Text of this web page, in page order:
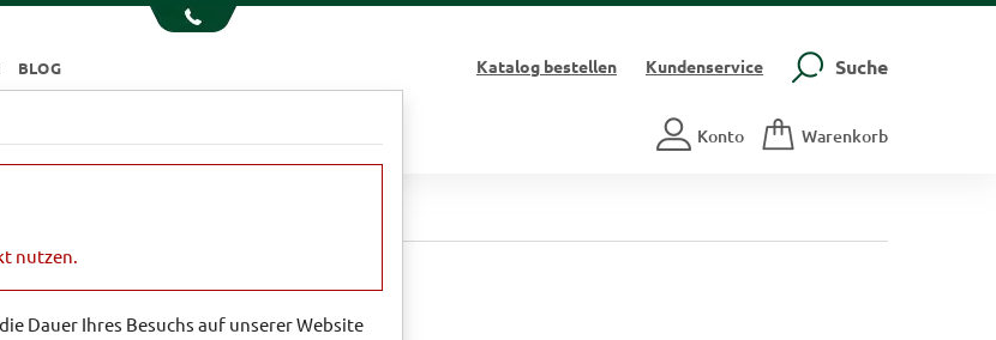
BLOG Katalogbestellen Kundenservice Suche
Konto Warenkorb
nutzen.
Dauer Ihres Besuchs auf unserer Website